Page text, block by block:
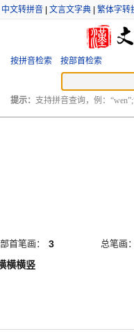
中文转拼音 文言文字典 繁体字转
按拼音检索 按部首检索
提示： 支持拼音查询，例：
部首笔画： 3
总笔画
横横竖